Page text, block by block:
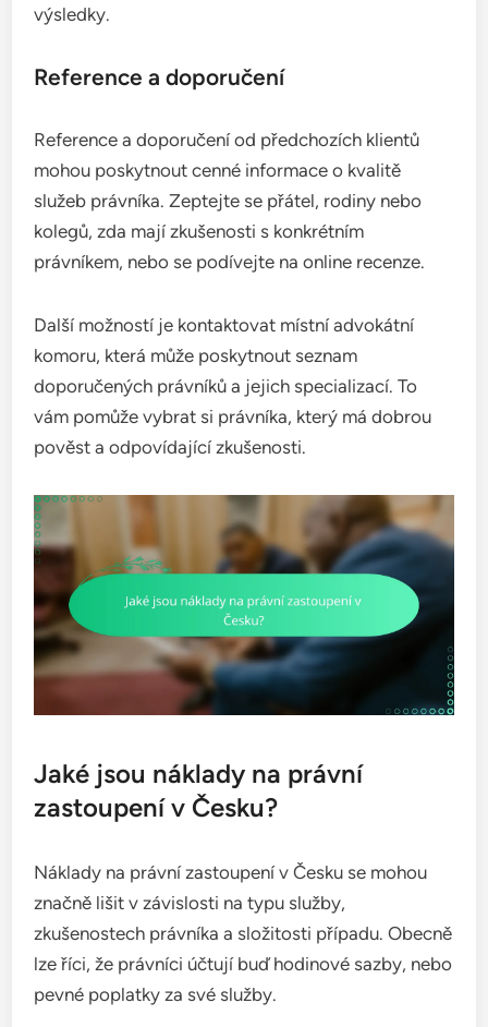
výsledky.
Reference a doporučení
Reference a doporučení od předchozích klientů
mohou poskytnout cenné informace o kvalitě
služeb právníka. Zeptejte se přátel, rodiny nebo
kolegů, zda mají zkušenosti s konkrétním
právníkem, nebo se podívejte na online recenze.
Další možností je kontaktovat místní advokátní
komoru, která může poskytnout seznam
doporučených právníků a jejich specializací. To
vám pomůže vybrat si právníka, který má dobrou
pověst a odpovídající zkušenosti.
Jaké jsou náklady na právní
zastoupení v Česku?
Náklady na právní zastoupení v Česku se mohou
značně lišit v závislosti na typu služby,
zkušenostech právníka a složitosti případu. Obecně
lze říci, že právníci účtují buď hodinové sazby, nebo
pevné poplatky za své služby.